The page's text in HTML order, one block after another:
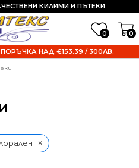
0 0
КИЛИМИ И ПЪТЕКИ
НАД €153.39 / 300ЛВ.
×